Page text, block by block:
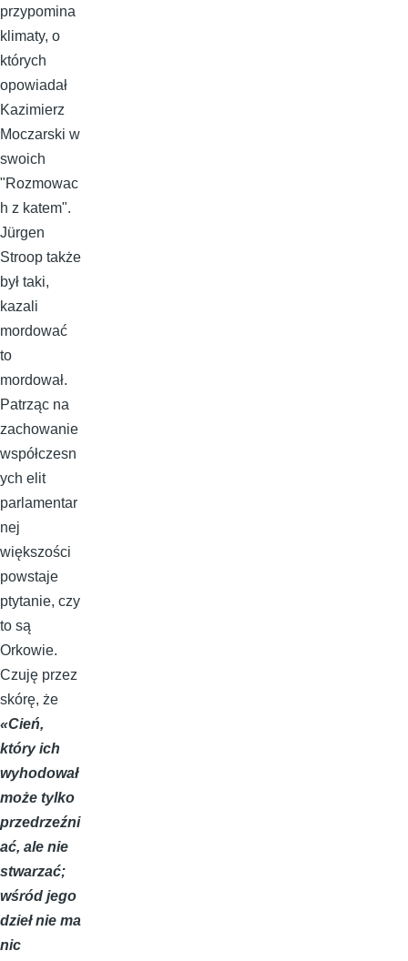
przypomina
klimaty, o
których
opowiadał
Kazimierz
Moczarski w
swoich
"Rozmowac
h z katem".
Jürgen
Stroop także
był taki,
kazali
mordować
to
mordował.
Patrząc na
zachowanie
współczesn
ych elit
parlamentar
nej
większości
powstaje
ptytanie, czy
to są
Orkowie.
Czuję przez
skórę, że
«Cień,
który ich
wyhodował
może tylko
przedrzeźni
ać, ale nie
stwarzać;
wśród jego
dzieł nie ma
nic